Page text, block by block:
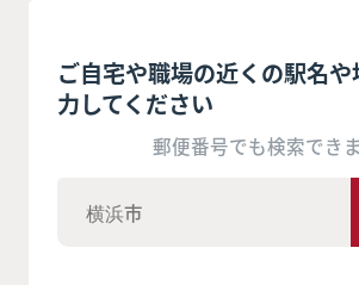
ご自宅や職場の近くの駅名
力してください
郵便番号でも検索でき